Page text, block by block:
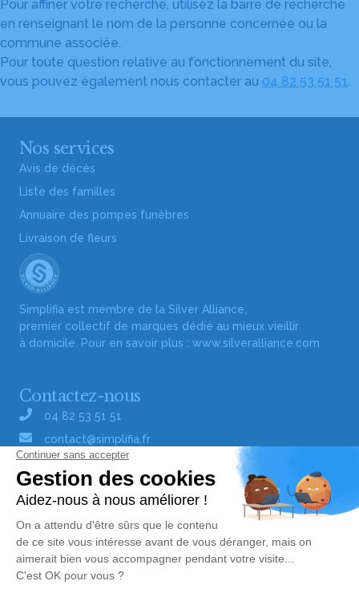
Pour affiner votre recherche, utilisez la barre de recherche
en renseignant le nom de la personne concernée ou la
commune associée.
Pour toute question relative au fonctionnement du site,
vous pouvez également nous contacter au 04 82 53 51 51.
Nos services
Avis de décès
Liste des familles
Annuaire des pompes funèbres
Livraison de fleurs
Simplifia est membre de la Silver Alliance,
premier collectif de marques dédié au mieux vieillir
à domicile. Pour en savoir plus : www.silveralliance.com
Contactez-nous
04 82 53 51 51
contact@simplifia.fr
Réseaux sociaux
Liens utiles
Publier un avis de décès